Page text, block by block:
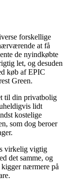
forskellige
at få
de nyindkøbte
let, og desuden
køb af EPIC
Green.
til din privatbolig
lidt
kostelige
som dog beroer
virkelig vigtig
det samme, og
kigger nærmere på